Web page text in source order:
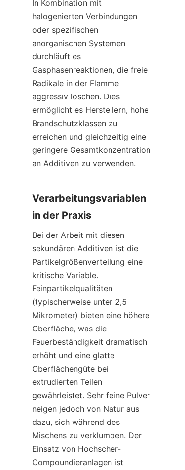
In Kombination mit
halogenierten Verbindungen
oder spezifischen
anorganischen Systemen
durchläuft es
Gasphasenreaktionen, die freie
Radikale in der Flamme
aggressiv löschen. Dies
ermöglicht es Herstellern, hohe
Brandschutzklassen zu
erreichen und gleichzeitig eine
geringere Gesamtkonzentration
an Additiven zu verwenden.
Verarbeitungsvariablen
in der Praxis
Bei der Arbeit mit diesen
sekundären Additiven ist die
Partikelgrößenverteilung eine
kritische Variable.
Feinpartikelqualitäten
(typischerweise unter 2,5
Mikrometer) bieten eine höhere
Oberfläche, was die
Feuerbeständigkeit dramatisch
erhöht und eine glatte
Oberflächengüte bei
extrudierten Teilen
gewährleistet. Sehr feine Pulver
neigen jedoch von Natur aus
dazu, sich während des
Mischens zu verklumpen. Der
Einsatz von Hochscher-
Compoundieranlagen ist